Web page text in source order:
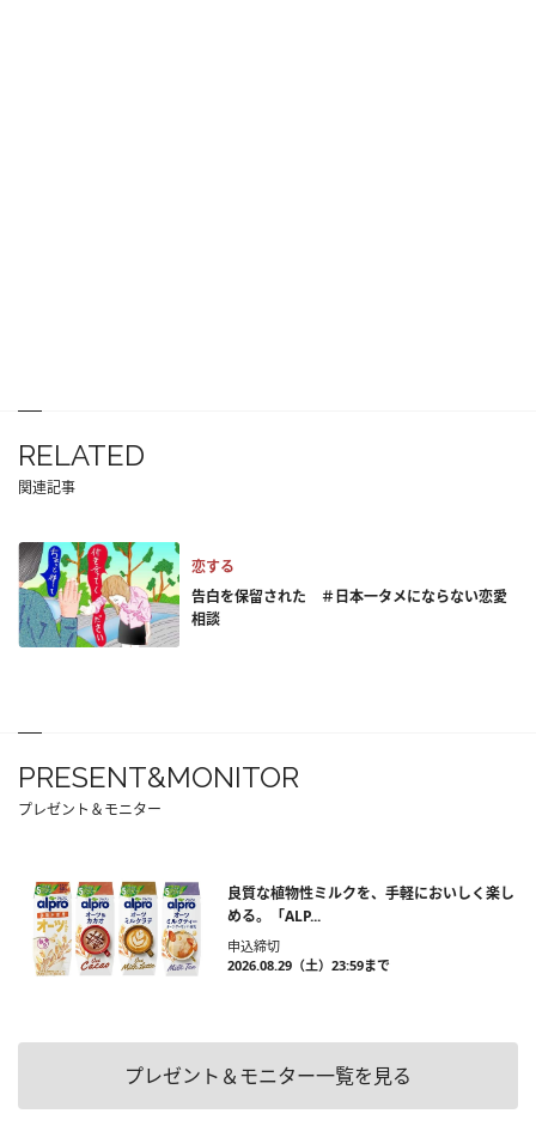
RELATED
関連記事
恋する
告白を保留された ＃日本一タメにならない恋愛
相談
PRESENT&MONITOR
プレゼント＆モニター
良質な植物性ミルクを、手軽においしく楽し
める。「ALP...
申込締切
2026.08.29（土）23:59まで
プレゼント＆モニター一覧を見る